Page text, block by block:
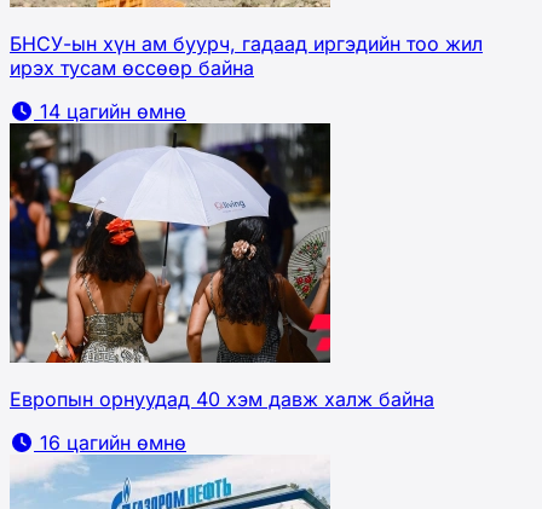
БНСУ-ын хүн ам буурч, гадаад иргэдийн тоо жил
ирэх тусам өссөөр байна
14 цагийн өмнө
Европын орнуудад 40 хэм давж халж байна
16 цагийн өмнө